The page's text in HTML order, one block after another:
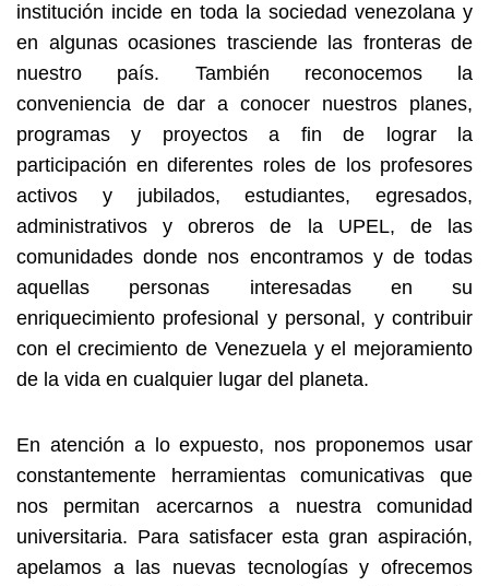
institución incide en toda la sociedad venezolana y
en algunas ocasiones trasciende las fronteras de
nuestro país. También reconocemos la
conveniencia de dar a conocer nuestros planes,
programas y proyectos a fin de lograr la
participación en diferentes roles de los profesores
activos y jubilados, estudiantes, egresados,
administrativos y obreros de la UPEL, de las
comunidades donde nos encontramos y de todas
aquellas personas interesadas en su
enriquecimiento profesional y personal, y contribuir
con el crecimiento de Venezuela y el mejoramiento
de la vida en cualquier lugar del planeta.
En atención a lo expuesto, nos proponemos usar
constantemente herramientas comunicativas que
nos permitan acercarnos a nuestra comunidad
universitaria. Para satisfacer esta gran aspiración,
apelamos a las nuevas tecnologías y ofrecemos